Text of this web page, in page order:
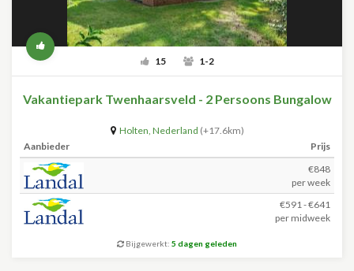
15 1-2
Vakantiepark Twenhaarsveld - 2 Persoons Bungalow
Holten, Nederland (+17.6km)
Aanbieder
Prijs
€848
per week
€591 - €641
per midweek
Bijgewerkt: 5 dagen geleden